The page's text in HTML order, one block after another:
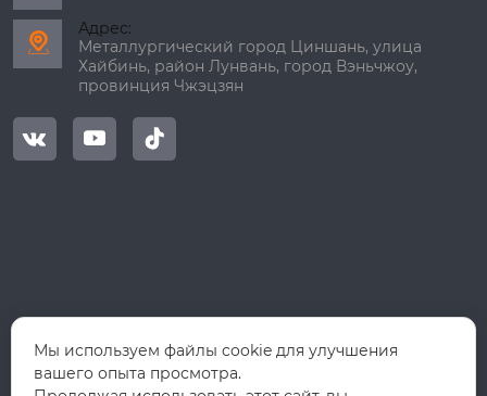

Адрес:
Металлургический город Циншань, улица
Хайбинь, район Лунвань, город Вэньчжоу,
провинция Чжэцзян
  
Мы используем файлы cookie для улучшения
вашего опыта просмотра.